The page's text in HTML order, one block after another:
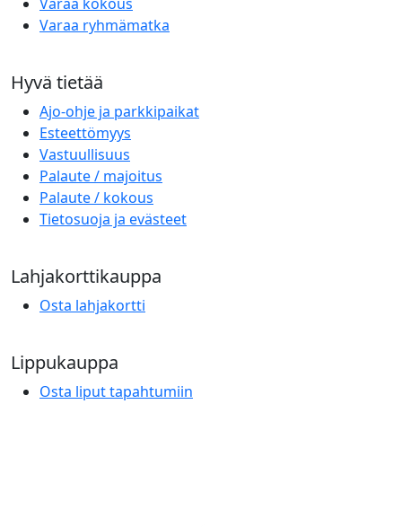
Varaa kokous
Varaa ryhmämatka
Hyvä tietää
Ajo-ohje ja parkkipaikat
Esteettömyys
Vastuullisuus
Palaute / majoitus
Palaute / kokous
Tietosuoja ja evästeet
Lahjakorttikauppa
Osta lahjakortti
Lippukauppa
Osta liput tapahtumiin